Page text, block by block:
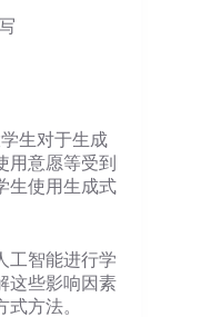
生对于生成
用意愿等受到
生使用生成式
工智能进行学
这些影响因素
方法。